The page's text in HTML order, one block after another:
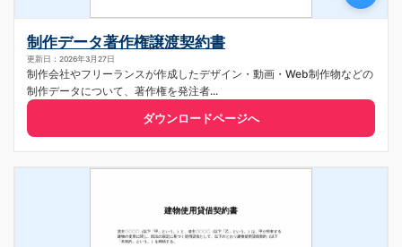
制作データ著作権譲渡契約書
更新日：2026年3月27日
制作会社やフリーランスが作成したデザイン・動画・Web制作物などの
制作データについて、著作権を発注者...
ダウンロードページへ